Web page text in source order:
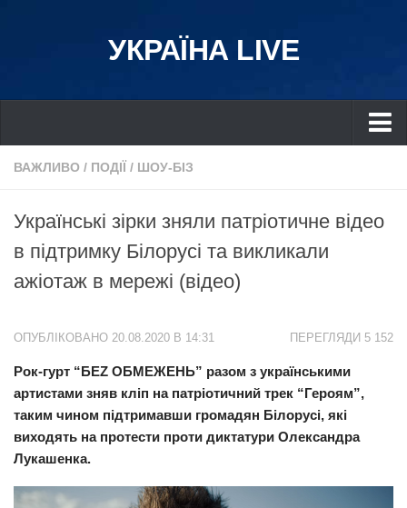
УКРАЇНА LIVE
Україна
Дніпро
Львів
Івано-Франківськ
Донбас
Одеса
Прикарпаття
Економіка
Політика
ВАЖЛИВО / ПОДІЇ / ШОУ-БІЗ
Українські зірки зняли патріотичне відео
в підтримку Білорусі та викликали
ажіотаж в мережі (відео)
ПЕРЕГЛЯДИ 5 152
ОПУБЛІКОВАНО 20.08.2020 В 14:31
Рок-гурт “БЕZ ОБМЕЖЕНЬ” разом з українськими
артистами зняв кліп на патріотичний трек “Героям”,
таким чином підтримавши громадян Білорусі, які
виходять на протести проти диктатури Олександра
Лукашенка.